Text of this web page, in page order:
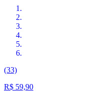
(33)
R$ 59,90